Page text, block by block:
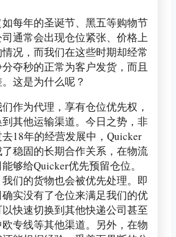
每年的圣诞节、黑五等购物节
通常会出现仓位紧张、价格上
况，而我们在这些时期却经常
夺秒的正常为客户发货，而且
这是为什么呢？
作为代理，享有仓位优先权，
其他运输渠道。今日之势，非
18年的经营发展中，Quicker
稳固的长期合作关系，在物流
够给Quicker优先预留仓位。
们的货物也会被优先处理。即
实没有了仓位来满足我们的优
快速切换到其他快递公司甚至
专线等其他渠道。另外，在物